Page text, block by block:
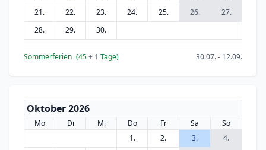
21.
22. 23. 24. 25. 26.
27.
28.
29. 30.
Sommerferien (45+ 1 Tage) 30.07. - 12.09.
Oktober 2026
Mo Di Mi Do Fr Sa
So
1.
2. 3.
4.